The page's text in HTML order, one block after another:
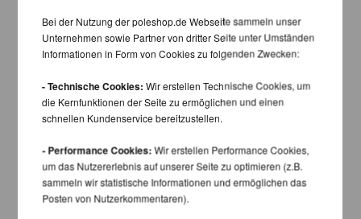
Bei der Nutzung der poleshop.de Webseite sammeln unser
Unternehmen sowie Partner von dritter Seite unter Umständen
Informationen in Form von Cookies zu folgenden Zwecken:
- Technische Cookies: Wir erstellen Technische Cookies, um
die Kernfunktionen der Seite zu ermöglichen und einen
schnellen Kundenservice bereitzustellen.
- Performance Cookies:Wir erstellen Performance Cookies,
um das Nutzererlebnis auf unserer Seite zu optimieren (z.B.
sammeln wir statistische Informationen und ermöglichen das
Posten von Nutzerkommentaren).